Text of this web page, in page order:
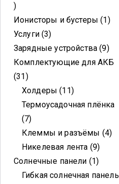
Ионисторы и бустеры 1
Услуги 3
Зарядные устройства 9
Комплектующие для АКБ
31
Холдеры 11
Термоусадочная плёнка
7
Клеммы и разъёмы 4
Никелевая лента 9
Солнечные панели 1
Гибкая солнечная панель